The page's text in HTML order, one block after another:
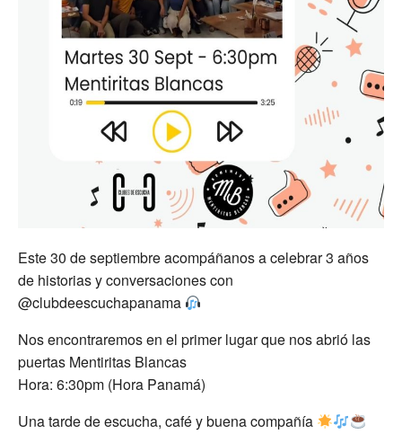
Este 30 de septiembre acompáñanos a celebrar 3 años
de historias y conversaciones con
@clubdeescuchapanama
Nos encontraremos en el primer lugar que nos abrió las
puertas Mentiritas Blancas
Hora: 6:30pm (Hora Panamá)
Una tarde de escucha, café y buena compañía